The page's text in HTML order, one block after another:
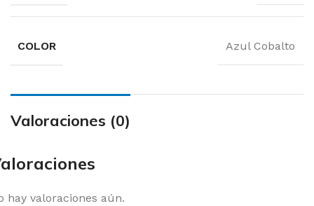
COLOR Azul Cobalto
Valoraciones (0)
hay valoraciones aún.